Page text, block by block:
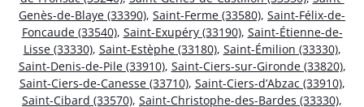
Genès-de-Blaye (33390), Saint-Ferme (33580), Saint-Félix-de-
Foncaude (33540), Saint-Exupéry (33190), Saint-Étienne-de-
Lisse (33330), Saint-Estèphe (33180), Saint-Émilion (33330),
Saint-Denis-de-Pile (33910), Saint-Ciers-sur-Gironde (33820),
Saint-Ciers-de-Canesse (33710), Saint-Ciers-d’Abzac (33910),
Saint-Cibard (33570), Saint-Christophe-des-Bardes (33330),